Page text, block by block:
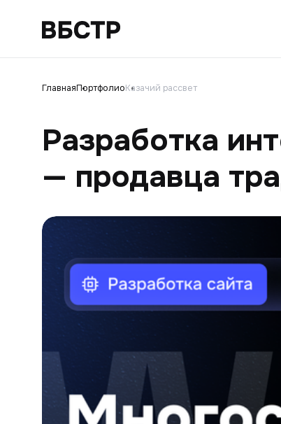
ГлавнаяПортфолиоКазачий рассвет
Разработка
— продавца